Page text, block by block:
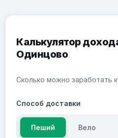
Калькулятор
Одинцово
Сколько можно заработать
Способ доставки
Пеший Вело